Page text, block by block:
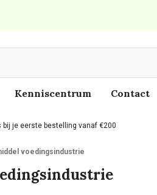
Kenniscentrum Contact
je eerste bestelling vanaf €200
voedingsindustrie